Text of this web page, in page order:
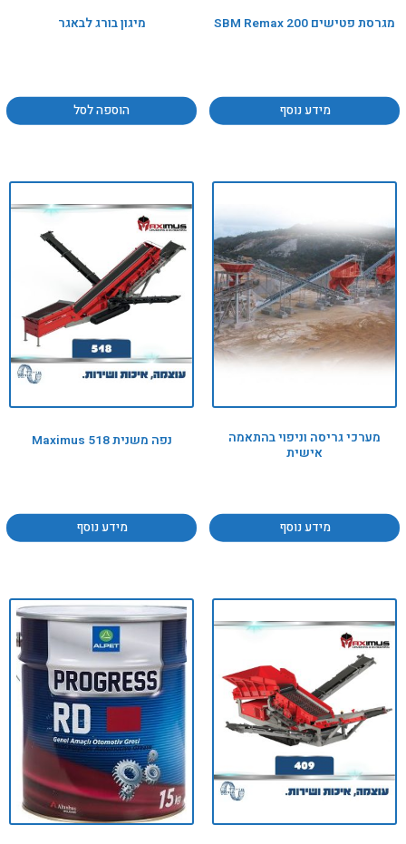
מגרסת פטישים SBM Remax 200
מידע נוסף
מיגון בורג לבאגר
הוספה לסל
מערכי גריסה וניפוי בהתאמה
אישית
מידע נוסף
נפה משנית Maximus 518
מידע נוסף